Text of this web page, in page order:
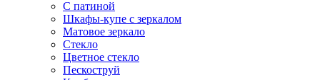
С патиной
Шкафы-купе с зеркалом
Матовое зеркало
Стекло
Цветное стекло
Пескоструй